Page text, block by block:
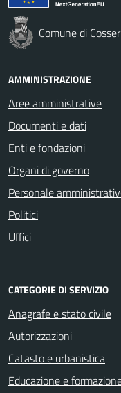
Comune di
AMMINISTRAZIONE
Aree amministrative
Documenti e dati
Enti e fondazioni
Organi di governo
Personale
Politici
Uffici
CATEGORIE DI SERVIZIO
Anagrafe e stato civile
Autorizzazioni
Catasto e urbanistica
Educazione e